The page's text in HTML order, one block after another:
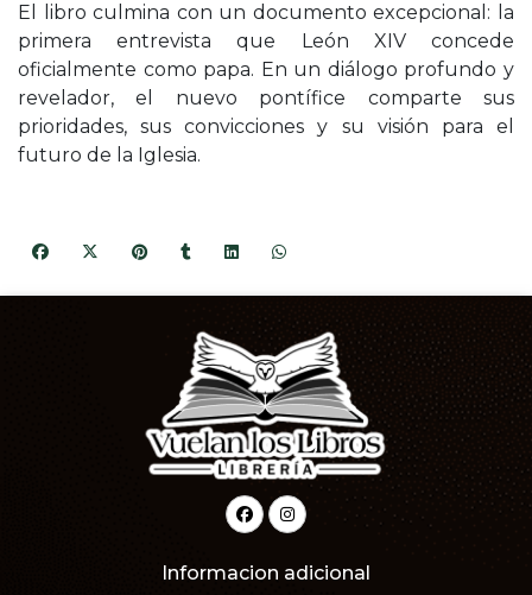
El libro culmina con un documento excepcional: la
primera entrevista que León XIV concede
oficialmente como papa. En un diálogo profundo y
revelador, el nuevo pontífice comparte sus
prioridades, sus convicciones y su visión para el
futuro de la Iglesia.
Informacion adicional